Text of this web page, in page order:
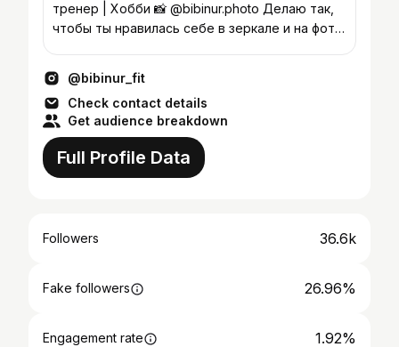
тренер | Хобби 📸 @bibinur.photo Делаю так,
чтобы ты нравилась себе в зеркале и на фото
@bibinur_fit
Check contact details
Get audience breakdown
Full Profile Data
Followers 36.6k
Fake followers 26.96%
Engagement rate 1.92%